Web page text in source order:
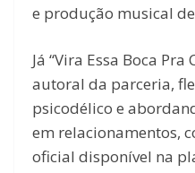
e produção musical de
Já “Vira Essa Boca
autoral da parceria,
psicodélico e
em relacionamentos,
oficial disponível na